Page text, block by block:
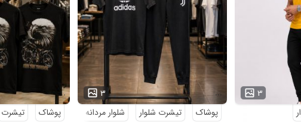
۳ ۳
...
پوشاک
تیشرت شلوار
شلوار مردانه
...
پوشاک
تیشرت